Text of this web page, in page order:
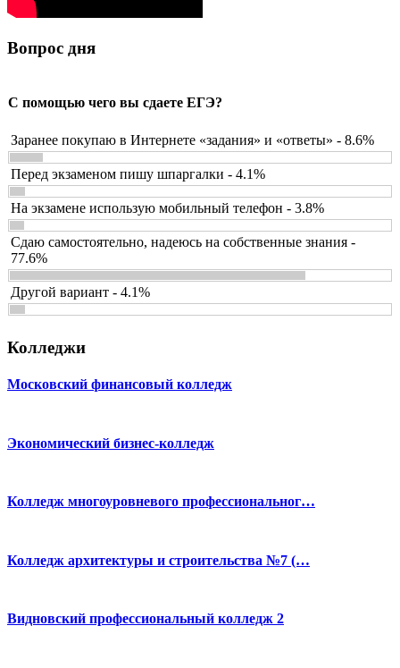
Вопрос дня
С помощью чего вы сдаете ЕГЭ?
Заранее покупаю в Интернете «задания» и «ответы» - 8.6%
Перед экзаменом пишу шпаргалки - 4.1%
На экзамене использую мобильный телефон - 3.8%
Сдаю самостоятельно, надеюсь на собственные знания -
77.6%
Другой вариант - 4.1%
Колледжи
Московский финансовый колледж
Экономический бизнес-колледж
Колледж многоуровневого профессиональног…
Колледж архитектуры и строительства №7 (…
Видновский профессиональный колледж 2